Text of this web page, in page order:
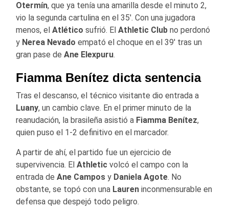
Otermín, que ya tenía una amarilla desde el minuto 2,
vio la segunda cartulina en el 35′. Con una jugadora
menos, el Atlético sufrió. El Athletic Club no perdonó
y Nerea Nevado empató el choque en el 39′ tras un
gran pase de Ane Elexpuru.
Fiamma Benítez dicta sentencia
Tras el descanso, el técnico visitante dio entrada a
Luany, un cambio clave. En el primer minuto de la
reanudación, la brasileña asistió a Fiamma Benítez,
quien puso el 1-2 definitivo en el marcador.
A partir de ahí, el partido fue un ejercicio de
supervivencia. El Athletic volcó el campo con la
entrada de Ane Campos y Daniela Agote. No
obstante, se topó con una Lauren inconmensurable en
defensa que despejó todo peligro.